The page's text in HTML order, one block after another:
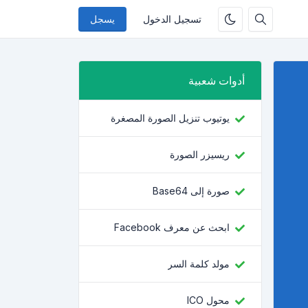
تسجيل الدخول يسجل
أدوات شعبية
يوتيوب تنزيل الصورة المصغرة
ريسيزر الصورة
صورة إلى Base64
ابحث عن معرف Facebook
مولد كلمة السر
محول ICO